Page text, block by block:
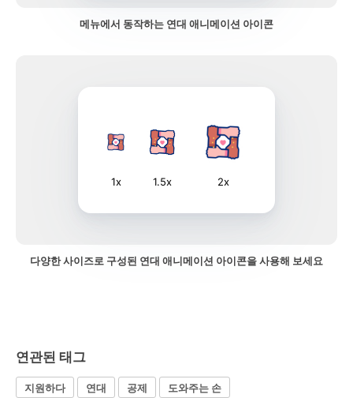
메뉴에서 동작하는 연대 애니메이션 아이콘
1x 1.5x 2x
다양한 사이즈로 구성된 연대 애니메이션 아이콘을 사용해 보세요
연관된 태그
지원하다 연대 공제 도와주는 손